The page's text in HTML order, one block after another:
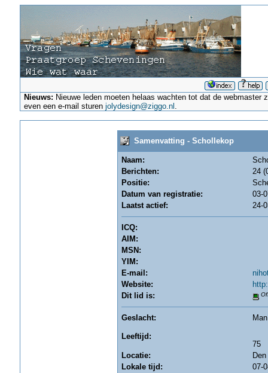
Nieuws: Nieuwe leden moeten helaas wachten tot dat de
even een e-mail sturenjolydesign@ziggo.nl .
Samenvatting - Schollekop
Naam:
Berichten:
24
Positie:
Datum van registratie:
03-
Laatst actief:
24-
ICQ:
AIM:
MSN:
YIM:
E-mail:
Website:
Dit lid is:
Geslacht: Man
Leeftijd:
75
Locatie:
Lokale tijd:
07-